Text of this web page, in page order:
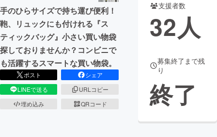
CAMPFIRE for Social Good
CAMPFIRE Creation
CAMPFIREふるさと納税
コミュニティ
手のひらサイズで持ち運び便利！
鞄、リュックにも付けれる『ス
ティックバッグ』小さい買い物袋
探しておりませんか？コンビニで
も活躍するスマートな買い物袋。
ポスト
シェア
LINEで送る
URLコピー
埋め込み
QRコード
支援者数
32人
募集終了まで残
り
終了